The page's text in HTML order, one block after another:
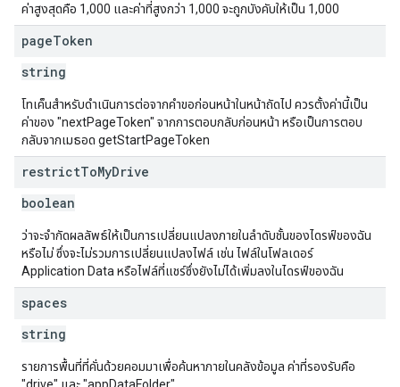
ค่าสูงสุดคือ 1,000 และค่าที่สูงกว่า 1,000 จะถูกบังคับให้เป็น 1,000
pageToken
string
โทเค็นสำหรับดำเนินการต่อจากคำขอก่อนหน้าในหน้าถัดไป ควรตั้งค่านี้เป็น
ค่าของ "nextPageToken" จากการตอบกลับก่อนหน้า หรือเป็นการตอบ
กลับจากเมธอด getStartPageToken
restrictToMyDrive
boolean
ว่าจะจำกัดผลลัพธ์ให้เป็นการเปลี่ยนแปลงภายในลำดับชั้นของไดรฟ์ของฉัน
หรือไม่ ซึ่งจะไม่รวมการเปลี่ยนแปลงไฟล์ เช่น ไฟล์ในโฟลเดอร์
Application Data หรือไฟล์ที่แชร์ซึ่งยังไม่ได้เพิ่มลงในไดรฟ์ของฉัน
spaces
string
รายการพื้นที่ที่คั่นด้วยคอมมาเพื่อค้นหาภายในคลังข้อมูล ค่าที่รองรับคือ